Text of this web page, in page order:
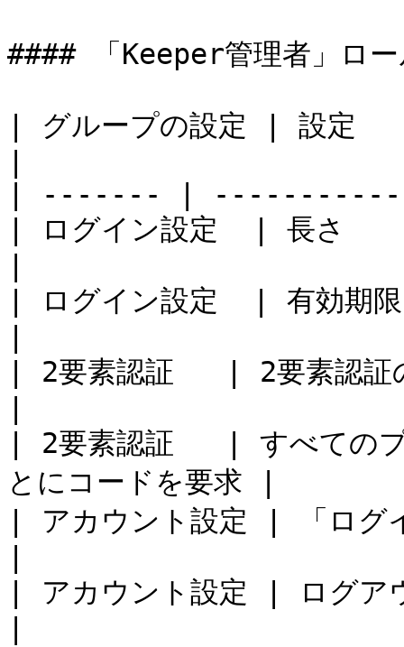
#### 「Keeper管理者」ロ
| グループの設定 |
| ------- |
| ログイン設定  | 長
| ログイン設定  | 有
| 2要素認証   | 2要素認
| 2要素認証   | すべての
とにコードを要求 |
| アカウント設定 | 「ログ
| アカウント設定 | ログ